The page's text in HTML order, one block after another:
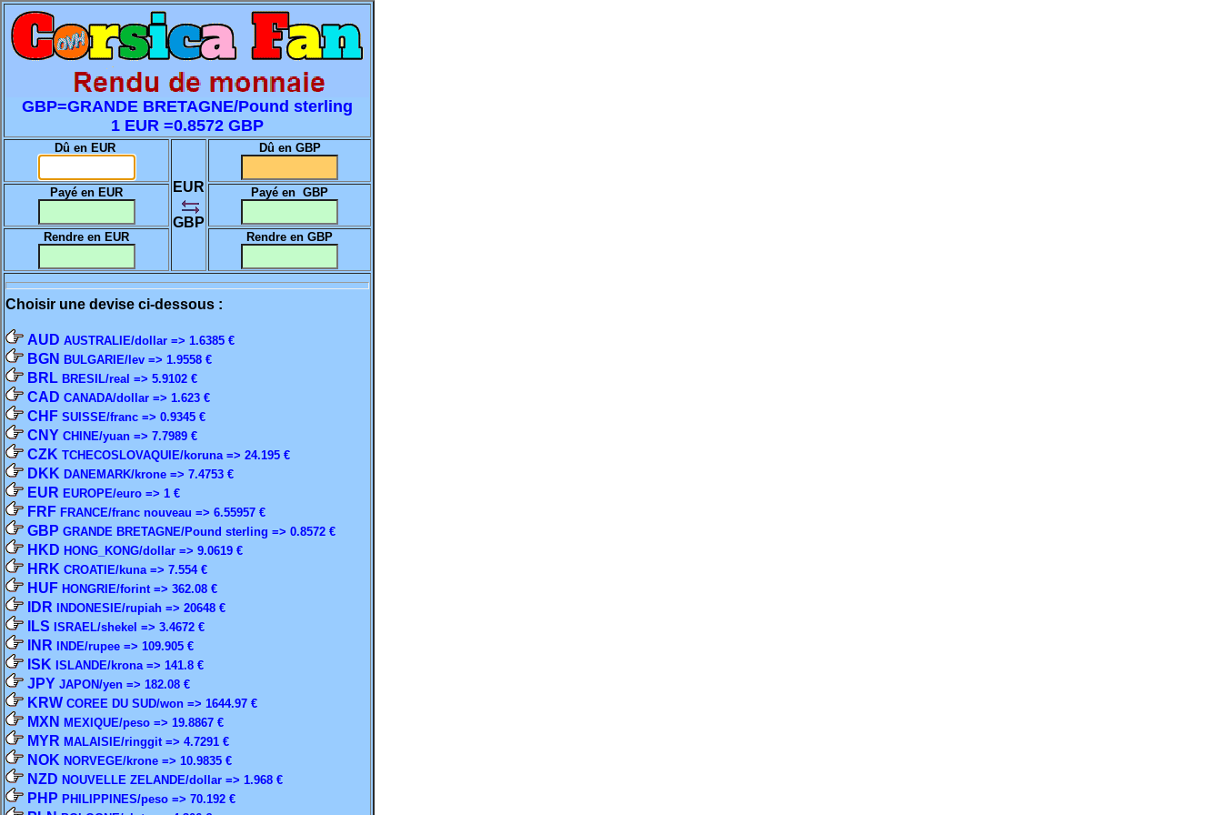
GBP=GRANDE BRETAGNE/Pound sterling
1 EUR =0.8572 GBP
Dû en EUR
EUR
GBP
Dû en GBP
Payé en EUR Payé en GBP
Rendre en EUR Rendre en GBP
Choisir une devise ci-dessous :
AUD AUSTRALIE/dollar => 1.6385 €
BGN BULGARIE/lev => 1.9558 €
BRL BRESIL/real => 5.9102 €
CAD CANADA/dollar => 1.623 €
CHF SUISSE/franc => 0.9345 €
CNY CHINE/yuan => 7.7989 €
CZK TCHECOSLOVAQUIE/koruna => 24.195 €
DKK DANEMARK/krone => 7.4753 €
EUR EUROPE/euro => 1 €
FRF FRANCE/franc nouveau => 6.55957 €
GBP GRANDE BRETAGNE/Pound sterling => 0.8572 €
HKD HONG_KONG/dollar => 9.0619 €
HRK CROATIE/kuna => 7.554 €
HUF HONGRIE/forint => 362.08 €
IDR INDONESIE/rupiah => 20648 €
ILS ISRAEL/shekel => 3.4672 €
INR INDE/rupee => 109.905 €
ISK ISLANDE/krona => 141.8 €
JPY JAPON/yen => 182.08 €
KRW COREE DU SUD/won => 1644.97 €
MXN MEXIQUE/peso => 19.8867 €
MYR MALAISIE/ringgit => 4.7291 €
NOK NORVEGE/krone => 10.9835 €
NZD NOUVELLE ZELANDE/dollar => 1.968 €
PHP PHILIPPINES/peso => 70.192 €